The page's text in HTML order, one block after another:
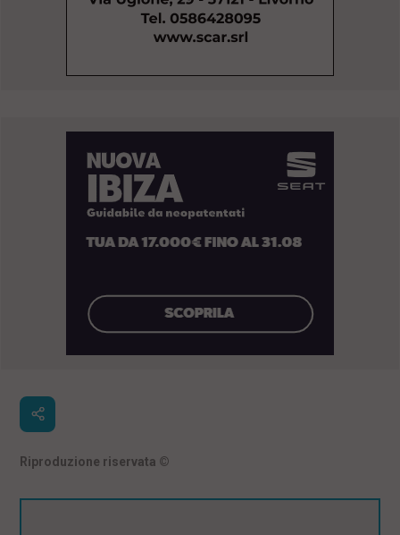
Riproduzione riservata ©